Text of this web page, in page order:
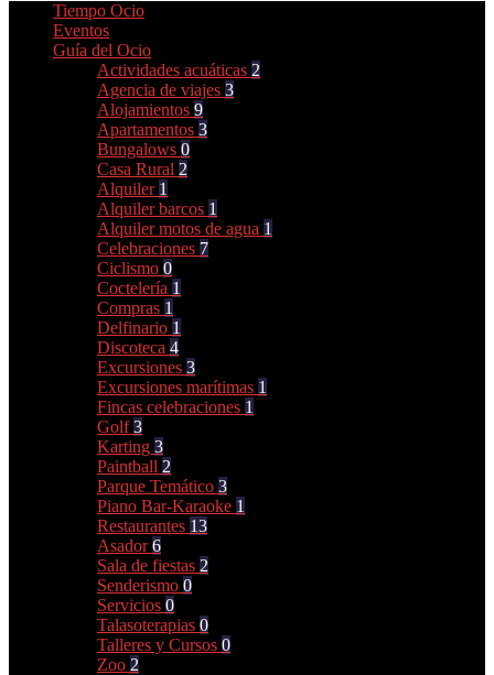
Tiempo Ocio
Eventos
Guía del Ocio
Actividades acuáticas 2
Agencia de viajes 3
Alojamientos 9
Apartamentos 3
Bungalows 0
Casa Rural 2
Alquiler 1
Alquiler barcos 1
Alquiler motos de agua 1
Celebraciones 7
Ciclismo 0
Coctelería 1
Compras 1
Delfinario 1
Discoteca 4
Excursiones 3
Excursiones marítimas 1
Fincas celebraciones 1
Golf3
Karting 3
Paintball 2
Parque Temático 3
Piano Bar-Karaoke 1
Restaurantes 13
Asador6
Sala de fiestas 2
Senderismo 0
Servicios 0
Talasoterapias 0
Talleres y Cursos 0
Zoo 2